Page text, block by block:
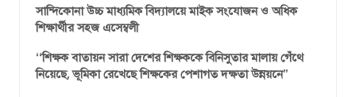
সান্দিকোনা উচ্চ মাধ্যমিক বিদ্যালয়ে মাইক সংযোজন ও অধিক
শিক্ষার্থীর সহজ এসেম্বলী
‘‘শিক্ষক বাতায়ন সারা দেশের শিক্ষককে বিনিসুতার মালায় গেঁথে
নিয়েছে, ভূমিকা রেখেছে শিক্ষকের পেশাগত দক্ষতা উন্নয়নে’’